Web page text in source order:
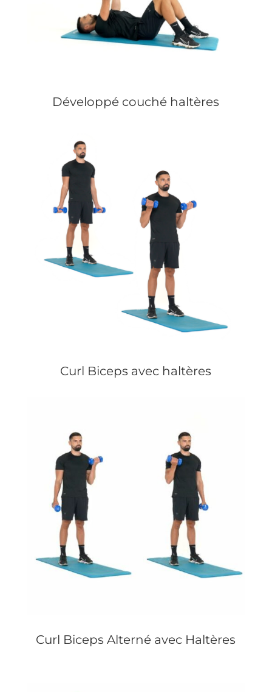
Développé couché haltères
Curl Biceps avec haltères
Curl Biceps Alterné avec Haltères